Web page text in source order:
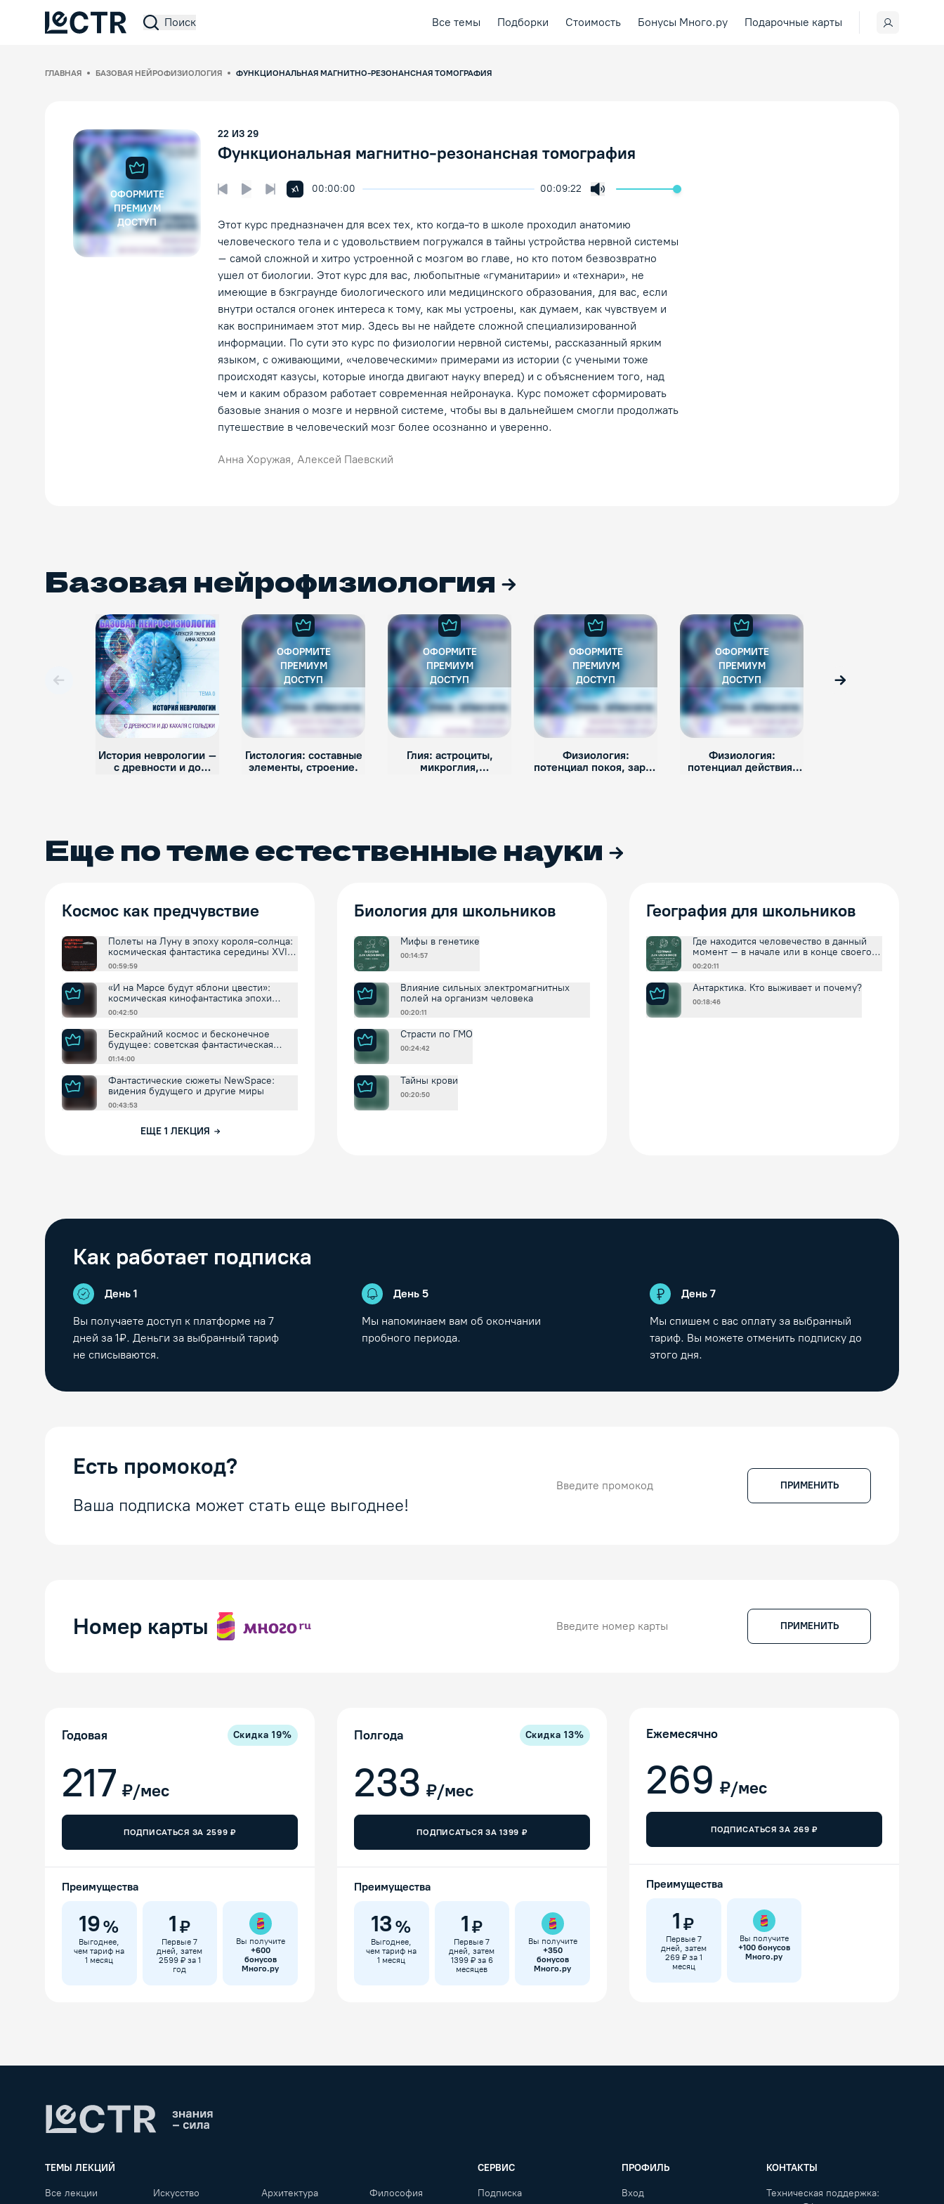
Поиск Все темы Подборки Стоимость Бонусы Много.ру Подарочные карты
ГЛАВНАЯ БАЗОВАЯ НЕЙРОФИЗИОЛОГИЯ ФУНКЦИОНАЛЬНАЯ МАГНИТНО-РЕЗОНАНСНАЯ ТОМОГРАФИЯ
ОФОРМИТЕ
ПРЕМИУМ
ДОСТУП
22 ИЗ 29
Функциональная магнитно-резонансная томография
00:00:00 00:09:22
Предыдущая лекцияСледующая лекция
x1Увеличить скорость воспроизведения
Этот курс предназначен для всех тех, кто когда-то в школе проходил анатомию
человеческого тела и с удовольствием погружался в тайны устройства нервной системы
– самой сложной и хитро устроенной с мозгом во главе, но кто потом безвозвратно
ушел от биологии. Этот курс для вас, любопытные «гуманитарии» и «технари», не
имеющие в бэкграунде биологического или медицинского образования, для вас, если
внутри остался огонек интереса к тому, как мы устроены, как думаем, как чувствуем и
как воспринимаем этот мир. Здесь вы не найдете сложной специализированной
информации. По сути это курс по физиологии нервной системы, рассказанный ярким
языком, с оживающими, «человеческими» примерами из истории (с учеными тоже
происходят казусы, которые иногда двигают науку вперед) и с объяснением того, над
чем и каким образом работает современная нейронаука. Курс поможет сформировать
базовые знания о мозге и нервной системе, чтобы вы в дальнейшем смогли продолжать
путешествие в человеческий мозг более осознанно и уверенно.
Анна Хоружая, Алексей Паевский
Базовая нейрофизиология
Вперед
История неврологии –
с древности и до
ОФОРМИТЕ
ПРЕМИУМ
ДОСТУП
Гистология: составные
элементы, строение.
ОФОРМИТЕ
ПРЕМИУМ
ДОСТУП
Глия: астроциты,
микроглия,
ОФОРМИТЕ
ПРЕМИУМ
ДОСТУП
Физиология:
потенциал покоя, заряд
ОФОРМИТЕ
ПРЕМИУМ
ДОСТУП
Физиология:
потенциал действия,
Вперед
Еще по темеестественные науки
Космос как предчувствие
Полеты на Луну в эпоху короля-солнца:
космическая фантастика середины XVII
столетия
00:59:59
«И на Марсе будут яблони цвести»:
космическая кинофантастика эпохи
оттепели
00:42:50
Бескрайний космос и бесконечное
будущее: советская фантастическая
литература 1950-1960х годов
01:14:00
Фантастические сюжеты NewSpace:
видения будущего и другие миры
00:43:53
ЕЩЕ 1 ЛЕКЦИЯ
Биология для школьников
Мифы в генетике
00:14:57
Влияние сильных электромагнитных
полей на организм человека
00:20:11
Страсти по ГМО
00:24:42
Тайны крови
00:20:50
География для школьников
Где находится человечество в данный
момент – в начале или в конце своего
путешествия в будущее
00:20:11
Антарктика. Кто выживает и почему?
00:18:46
Как работает подписка
День 1
Вы получаете доступ к платформе на 7
дней за 1₽. Деньги за выбранный тариф
не списываются.
День 5
Мы напоминаем вам об окончании
пробного периода.
День7
Мы спишем с вас оплату за выбранный
тариф. Вы можете отменить подписку до
этого дня.
Есть промокод?
Ваша подписка может стать еще выгоднее!
ПРИМЕНИТЬ
Номер карты ПРИМЕНИТЬ
Годовая Скидка19%
217 ₽/мес
ПОДПИСАТЬСЯ ЗА 2599 ₽
Преимущества
19%
Выгоднее,
чем тариф на
1 месяц
1 ₽
Первые 7
дней, затем
2599 ₽ за 1
год
Вы получите
+600
бонусов
Много.ру
Полгода Скидка13%
233 ₽/мес
ПОДПИСАТЬСЯ ЗА1399 ₽
Преимущества
13 %
Выгоднее,
чем тариф на
1 месяц
1 ₽
Первые 7
дней, затем
1399 ₽ за 6
месяцев
Вы получите
+350
бонусов
Много.ру
Ежемесячно
269 ₽/мес
ПОДПИСАТЬСЯ ЗА 269 ₽
Преимущества
1 ₽
Первые 7
дней, затем
269 ₽ за 1
месяц
Вы получите
+100бонусов
Много.ру
ТЕМЫ ЛЕКЦИЙ
Все лекции Искусство Архитектура Философия
СЕРВИС
Подписка
ПРОФИЛЬ
Вход
КОНТАКТЫ
Техническая поддержка: